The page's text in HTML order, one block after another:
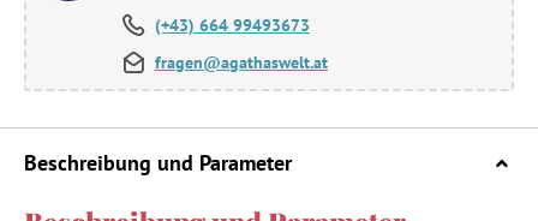
(+43) 664 99493673
fragen@agathaswelt.at
Beschreibung und Parameter